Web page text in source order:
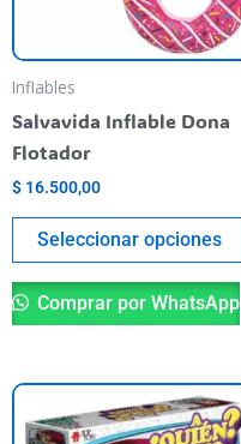
Inflables
Salvavida Inflable Dona
Flotador
$ 16.500,00
Seleccionar opciones
Comprar por WhatsApp